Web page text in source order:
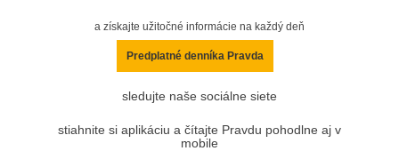
a získajte užitočné informácie na každý deň
Predplatné denníka Pravda
sledujte naše sociálne siete
stiahnite si aplikáciu a čítajte Pravdu pohodlne aj v
mobile